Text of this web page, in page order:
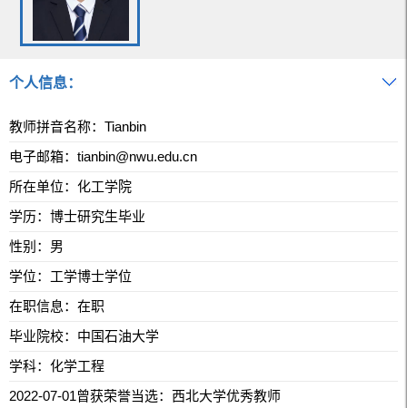
个人信息：
教师拼音名称：Tianbin
电子邮箱： tianbin@nwu.edu.cn
所在单位：化工学院
学历：博士研究生毕业
性别：男
学位：工学博士学位
在职信息：在职
毕业院校：中国石油大学
学科：化学工程
2022-07-01曾获荣誉当选：西北大学优秀教师